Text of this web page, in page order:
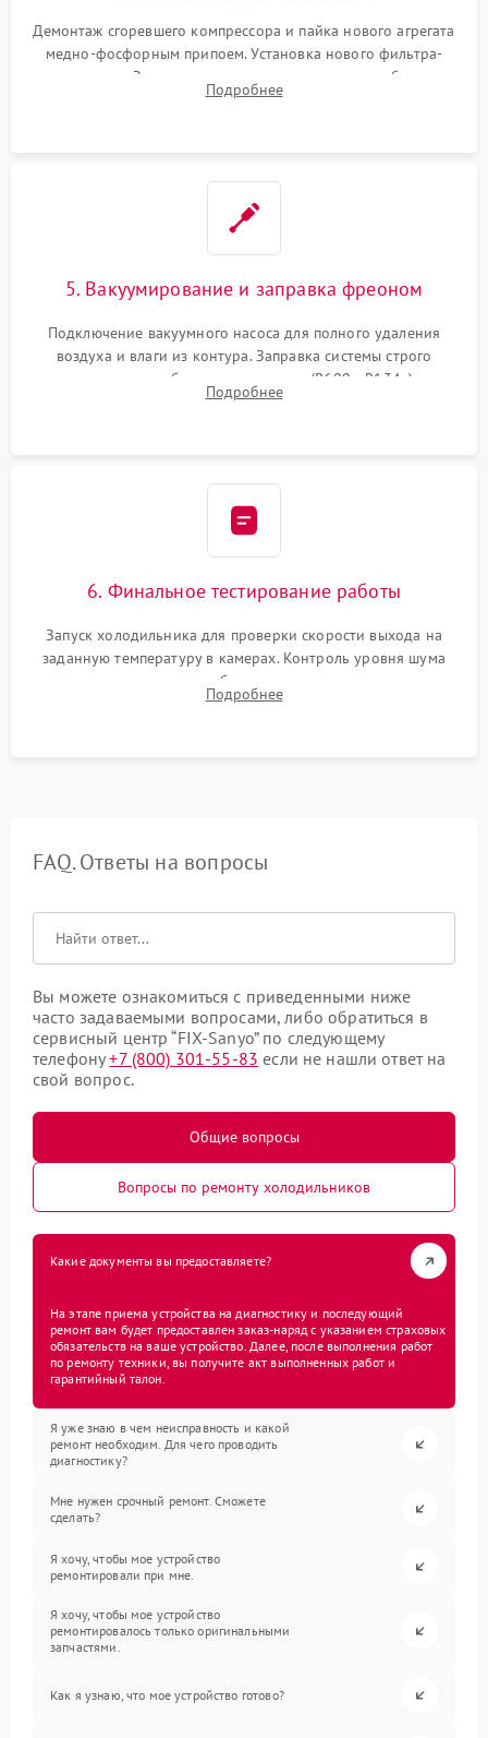
Демонтаж сгоревшего компрессора и пайка нового агрегата
медно-фосфорным припоем. Установка нового фильтра-
осушителя. Замена изношенных вентиляторов обдува,
сломанных заслонок или поврежденных дверных петель.
Подробнее
5. Вакуумирование и заправка фреоном
Подключение вакуумного насоса для полного удаления
воздуха и влаги из контура. Заправка системы строго
дозированным объемом хладагента (R600a, R134a) по
электронным весам. Контроль рабочего давления в системе.
Подробнее
6. Финальное тестирование работы
Запуск холодильника для проверки скорости выхода на
заданную температуру в камерах. Контроль уровня шума
компрессора, отсутствия обмерзания стенок и корректного
срабатывания системы автоматической оттайки.
Подробнее
FAQ. Ответы на вопросы
Вы можете ознакомиться с приведенными ниже
часто задаваемыми вопросами, либо обратиться в
сервисный центр “FIX-Sanyo” по следующему
телефону+7 (800) 301-55-83 если не нашли ответ на
свой вопрос.
Общие вопросы
Вопросы по ремонту холодильников
Какие документы вы предоставляете?
На этапе приема устройства на диагностику и последующий
ремонт вам будет предоставлен заказ-наряд с указанием страховых
обязательств на ваше устройство. Далее, после выполнения работ
по ремонту техники, вы получите акт выполненных работ и
гарантийный талон.
Я уже знаю в чем неисправность и какой
ремонт необходим. Для чего проводить
диагностику?
Мне нужен срочный ремонт. Сможете
сделать?
Я хочу, чтобы мое устройство
ремонтировали при мне.
Я хочу, чтобы мое устройство
ремонтировалось только оригинальными
запчастями.
Как я узнаю, что мое устройство готово?